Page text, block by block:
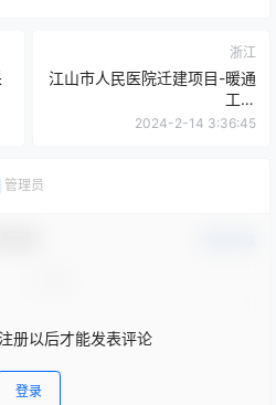
浙江
江山市人民医院迁建项目-暖通
工程
[A33088100116300100100
2024-2-14 3:36:45
管理员
册以后才能发表评论
登录